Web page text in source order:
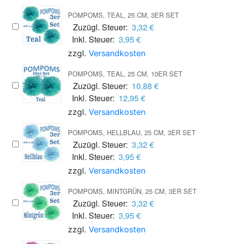
POMPOMS, TEAL, 25 CM, 3ER SET
Zuzügl. Steuer: 3,32 €
Inkl. Steuer: 3,95 €
zzgl. Versandkosten
POMPOMS, TEAL, 25 CM, 10ER SET
Zuzügl. Steuer: 10,88 €
Inkl. Steuer: 12,95 €
zzgl. Versandkosten
POMPOMS, HELLBLAU, 25 CM, 3ER SET
Zuzügl. Steuer: 3,32 €
Inkl. Steuer: 3,95 €
zzgl. Versandkosten
POMPOMS, MINTGRÜN, 25 CM, 3ER SET
Zuzügl. Steuer: 3,32 €
Inkl. Steuer: 3,95 €
zzgl. Versandkosten